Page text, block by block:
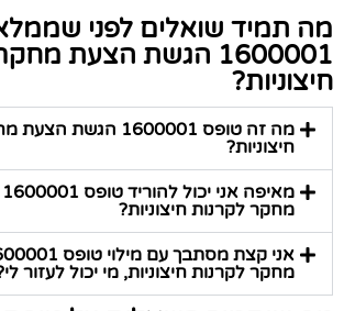
מה תמיד שואלים לפני
1600001 הגשת הצעת
חיצוניות?
מה זה טופס 1600001
חיצוניות?
מחקר לקרנות חיצוניות?
מחקר לקרנות חיצוניות, מי יכול לעזור